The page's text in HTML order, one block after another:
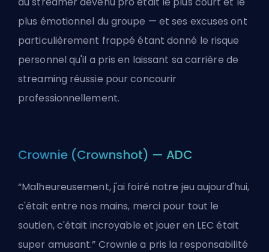
plus émotionnel du groupe — et ses excuses ont
particulièrement frappé étant donné le risque
personnel qu'il a pris en laissant sa carrière de
streaming réussie pour concourir
professionnellement.
Crownie (Crownshot) — ADC
“Malheureusement, j'ai foiré notre jeu aujourd'hui,
c'était entre nos mains, merci pour tout le
soutien, c'était incroyable et jouer en LEC était
super amusant.” Crownie a pris la responsabilité